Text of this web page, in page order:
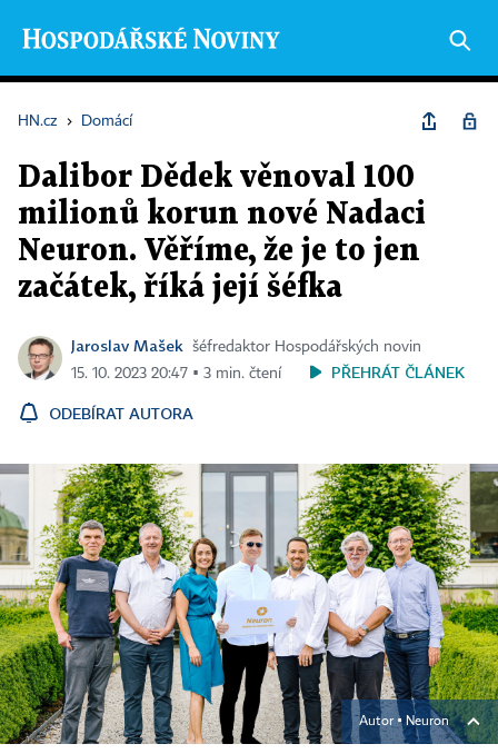
HN.cz › Domácí
Dalibor Dědek věnoval 100
milionů korun nové Nadaci
Neuron. Věříme, že je to jen
začátek, říká její šéfka
Jaroslav Mašek
šéfredaktor Hospodářských novin
15. 10. 2023 20:47 ▪ 3 min. čtení
PŘEHRÁT ČLÁNEK
ODEBÍRAT AUTORA
Autor ▪ Neuron